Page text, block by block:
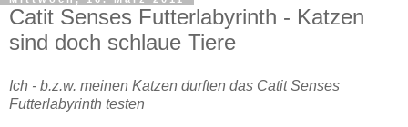
Catit Senses Futterlabyrinth - Katzen
sind doch schlaue Tiere
Ich - b.z.w. meinen Katzen durften das Catit Senses
Futterlabyrinth testen